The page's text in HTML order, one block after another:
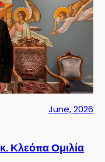
June, 2026
Κλεόπα Ομιλία